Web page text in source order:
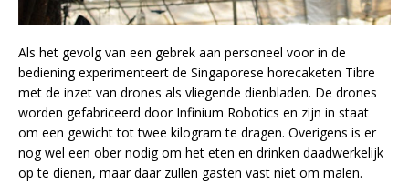
Als het gevolg van een gebrek aan personeel voor in de
bediening experimenteert de Singaporese horecaketen Tibre
met de inzet van drones als vliegende dienbladen. De drones
worden gefabriceerd door Infinium Robotics en zijn in staat
om een gewicht tot twee kilogram te dragen. Overigens is er
nog wel een ober nodig om het eten en drinken daadwerkelijk
op te dienen, maar daar zullen gasten vast niet om malen.